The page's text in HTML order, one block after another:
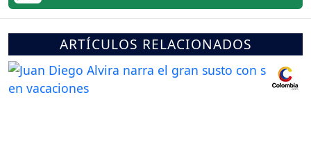
ARTÍCULOS RELACIONADOS